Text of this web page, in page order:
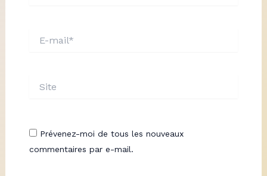
mail*
Prévenez-moi de tous les nouveaux
commentaires par e-mail.